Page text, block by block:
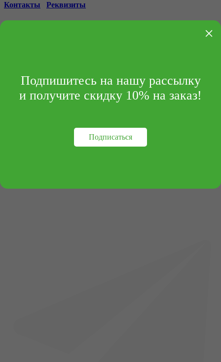
Контакты Реквизиты
×
Подпишитесь на нашу рассылку
и получите скидку 10% на заказ!
Подписаться